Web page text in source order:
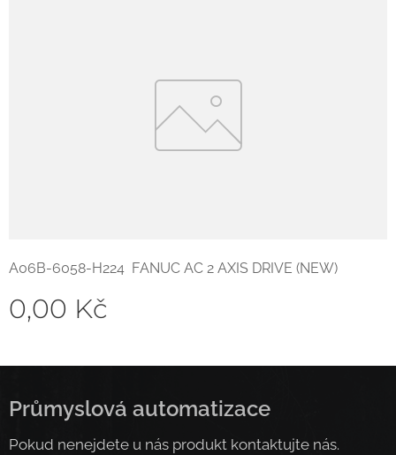
A06B-6058-H224 FANUC AC 2 AXIS DRIVE (NEW)
0,00 Kč
Průmyslová automatizace
Pokud nenejdete u nás produkt kontaktujte nás.